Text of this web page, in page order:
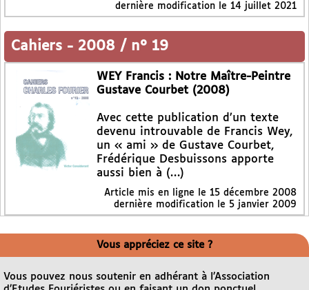
dernière modification le 14 juillet 2021
Cahiers - 2008 / n° 19
WEY Francis : Notre Maître-Peintre
Gustave Courbet (2008)
Avec cette publication d’un texte
devenu introuvable de Francis Wey,
un « ami » de Gustave Courbet,
Frédérique Desbuissons apporte
aussi bien à (…)
Article mis en ligne le 15 décembre 2008
dernière modification le 5 janvier 2009
Vous appréciez ce site ?
Vous pouvez nous soutenir en adhérant à l’Association